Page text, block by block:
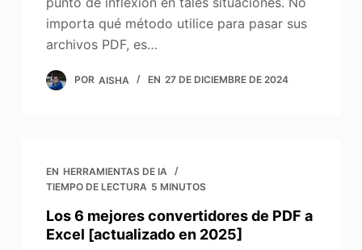
importa qué método utilice para pasar sus
archivos PDF, es…
POR AISHA EN 27 DE DICIEMBRE DE 2024
EN HERRAMIENTAS DE IA
TIEMPO DE LECTURA 5 MINUTOS
Los 6 mejores convertidores de PDF a
Excel [actualizado en 2025]